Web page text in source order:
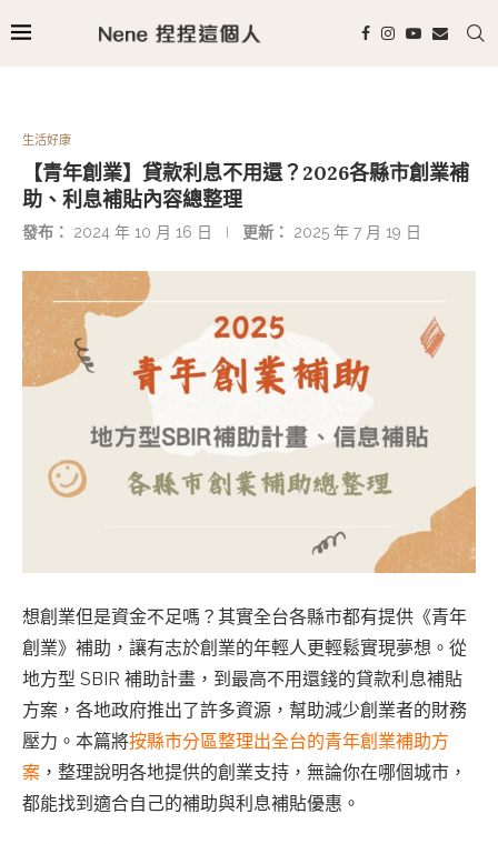
生活好康
【青年創業】貸款利息不用還？2026各縣市創業補
助、利息補貼內容總整理
發布： 2024 年 10 月 16 日 更新： 2025 年 7 月 19 日
想創業但是資金不足嗎？其實全台各縣市都有提供《青年
創業》補助，讓有志於創業的年輕人更輕鬆實現夢想。從
地方型 SBIR 補助計畫，到最高不用還錢的貸款利息補貼
方案，各地政府推出了許多資源，幫助減少創業者的財務
壓力。本篇將按縣市分區整理出全台的青年創業補助方
案 ，整理說明各地提供的創業支持，無論你在哪個城市，
都能找到適合自己的補助與利息補貼優惠。